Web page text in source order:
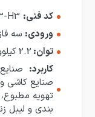
کد فنی:
ورودی: سه فاز 300
توان: 2.2
کاربرد:
صنایع کاشی
تهویه
بندی و لیبل